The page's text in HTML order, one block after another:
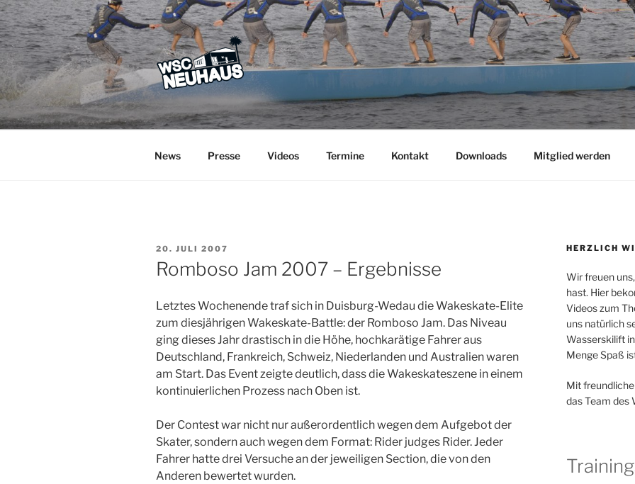
Zum
Inhalt
springen
WSC NEUHAUS
Der Verein mit dem Haus am See
News Presse Videos Termine Kontakt Downloads Mitglied werden
VERÖFFENTLICHT
AM
20. JULI 2007
Romboso Jam 2007 – Ergebnisse
Letztes Wochenende traf sich in Duisburg-Wedau die Wakeskate-Elite
zum diesjährigen Wakeskate-Battle: der Romboso Jam. Das Niveau
ging dieses Jahr drastisch in die Höhe, hochkarätige Fahrer aus
Deutschland, Frankreich, Schweiz, Niederlanden und Australien waren
am Start. Das Event zeigte deutlich, dass die Wakeskateszene in einem
kontinuierlichen Prozess nach Oben ist.
Der Contest war nicht nur außerordentlich wegen dem Aufgebot der
Skater, sondern auch wegen dem Format: Rider judges Rider. Jeder
Fahrer hatte drei Versuche an der jeweiligen Section, die von den
Anderen bewertet wurden.
HERZLICH
Wir freuen
hast. Hier
Videos zum
uns natürlich
Wasserskilift
Menge Spaß
Mit
das Team des